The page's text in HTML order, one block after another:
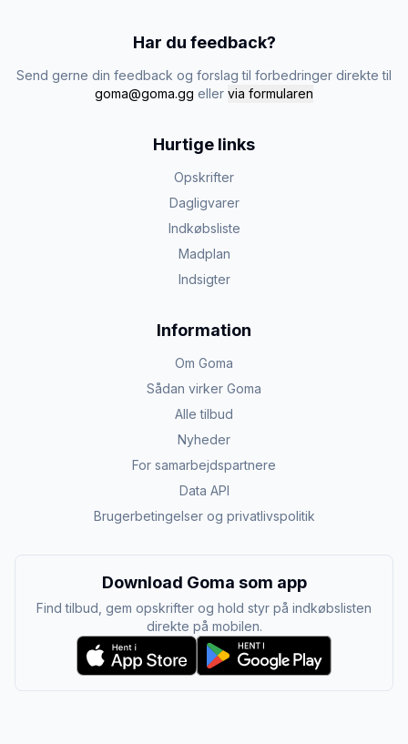
Har du feedback?
Send gerne din feedback og forslag til forbedringer direkte til
goma@goma.gg eller via formularen
Hurtige links
Opskrifter
Dagligvarer
Indkøbsliste
Madplan
Indsigter
Information
Om Goma
Sådan virker Goma
Alle tilbud
Nyheder
For samarbejdspartnere
Data API
Brugerbetingelser og privatlivspolitik
Download Goma som app
Find tilbud, gem opskrifter og hold styr på indkøbslisten
direkte på mobilen.